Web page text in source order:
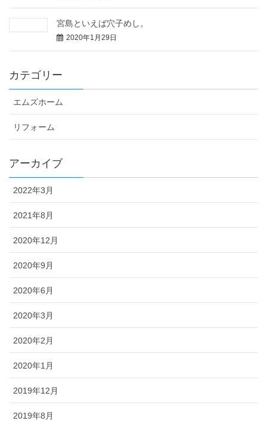
宮島といえば穴子めし。
2020年1月29日
カテゴリー
エムズホーム
リフォーム
アーカイブ
2022年3月
2021年8月
2020年12月
2020年9月
2020年6月
2020年3月
2020年2月
2020年1月
2019年12月
2019年8月